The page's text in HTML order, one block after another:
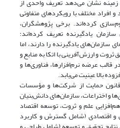
نشان می‌دهد تعریف واحدی از
افراد مختلف با رویکردهای متفاوتی
کرده‌اند. برخی پژوهشگران،
یادگیرنده تعریف کرده‌اند؛
سازمان‌های یادگیرنده را دارند، اما
و ارزش‌آفرینی با اتکا به منابع و
عرضه نرم‌افزارها، فناوری‌ها و
بالا عینیت می‌یابد.
قانون حمایت از شرکت‌ها و مؤسسات
و اختراعات، سازمان‌های دانش‌بنیان
علم و ثروت، توسعه اقتصاد
و اقتصادی (شامل گسترش و کاربرد